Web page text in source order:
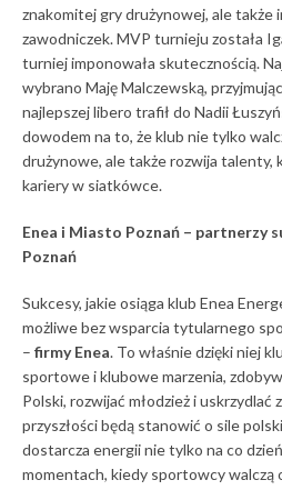
znakomitej gry drużynowej, ale także
zawodniczek. MVP turnieju została
turniej imponowała skutecznością.
wybrano Maję Malczewską,
najlepszej libero trafił do Nadii
dowodem na to, że klub nie tylko
drużynowe, ale także rozwija talenty,
kariery w siatkówce.
Enea i Miasto Poznań – partnerzy
Poznań
Sukcesy, jakie osiąga klub Enea
możliwe bez wsparcia tytularnego
– firmyEnea. To właśnie dzięki niej
sportowe i klubowe marzenia,
Polski, rozwijać młodzież i
przyszłości będą stanowić o sile
dostarcza energii nie tylko na co
momentach, kiedy sportowcy walczą